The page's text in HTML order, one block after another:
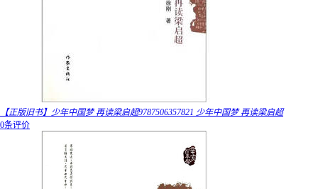
【正版旧书】少年中国梦 再读梁启超9787506357821 少年中国梦 再读梁启超
0条评价